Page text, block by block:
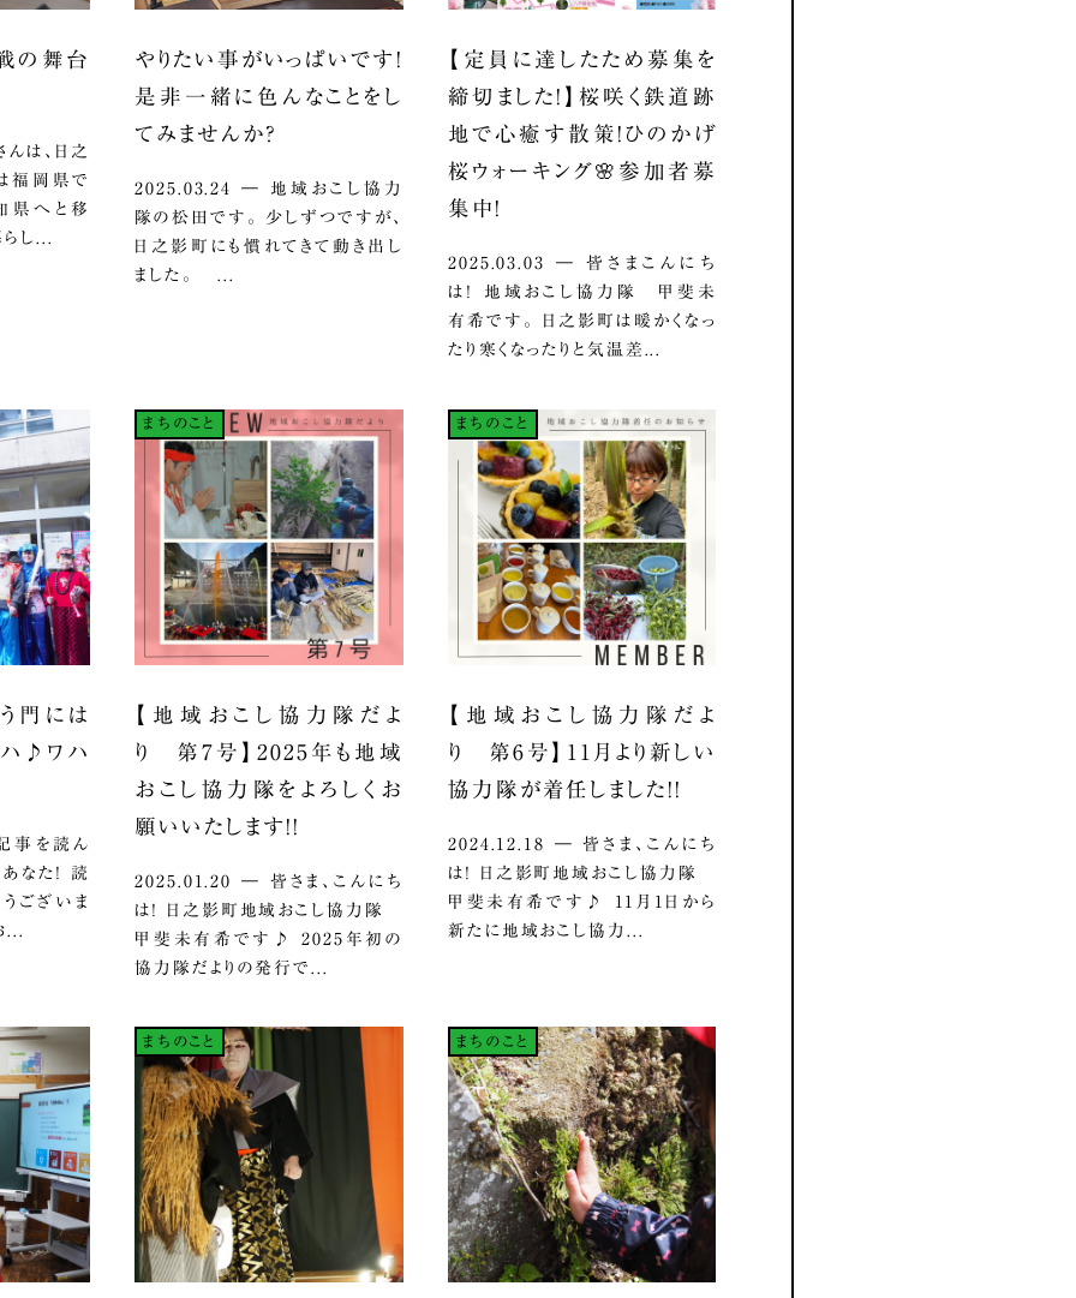
の舞台
は、日之
福岡県で
県へと移
し...
やりたい事がいっぱいです！
是非一緒に色んなことをし
てみませんか？
2025.03.24 ― 地域おこし協力
隊の松田です。 少しずつですが、
日之影町にも慣れてきて動き出し
ました。 ...
【定員に達したため募集を
締切ました！】桜咲く鉄道跡
地で心癒す散策！ひのかげ
桜ウォーキング🌸参加者募
集中！
2025.03.03 ― 皆さまこんにち
は！ 地域おこし協力隊 甲斐未
有希です。 日之影町は暖かくなっ
たり寒くなったりと気温差...
門には
♪ワハ
事を読ん
なた！ 読
ございま
まちのこと
【地域おこし協力隊だよ
り 第7号】2025年も地域
おこし協力隊をよろしくお
願いいたします！！
2025.01.20 ― 皆さま、こんにち
は！ 日之影町地域おこし協力隊
甲斐未有希です♪ 2025年初の
協力隊だよりの発行で...
まちのこと
【地域おこし協力隊だよ
り 第6号】11月より新しい
協力隊が着任しました！！
2024.12.18 ― 皆さま、こんにち
は！ 日之影町地域おこし協力隊
甲斐未有希です♪ 11月1日から
新たに地域おこし協力...
まちのこと まちのこと